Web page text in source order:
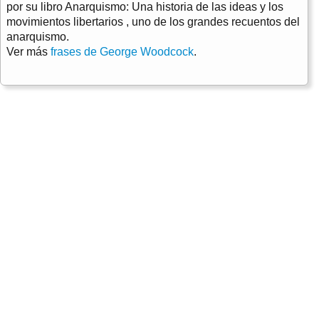
por su libro Anarquismo: Una historia de las ideas y los
movimientos libertarios , uno de los grandes recuentos del
anarquismo.
Ver más frases de George Woodcock.